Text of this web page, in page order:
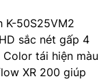
K-50S25VM2
sắc nét gấp 4
tái hiện màu
XR 200 giúp